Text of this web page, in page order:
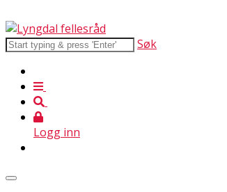
Søk
Logg inn